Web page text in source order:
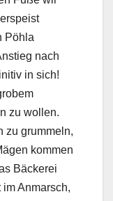
Pöhla
nach
in sich!
zu wollen.
zu grummeln,
kommen
Bäckerei
Anmarsch,